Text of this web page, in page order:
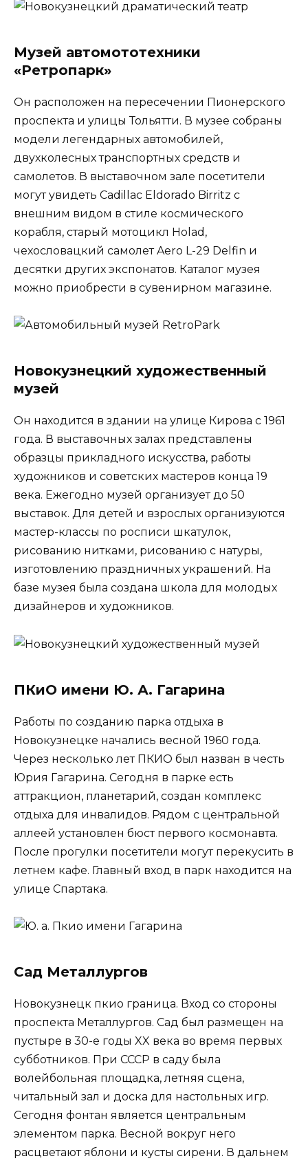
Музей автомототехники
«Ретропарк»
Он расположен на пересечении Пионерского
проспекта и улицы Тольятти. В музее собраны
модели легендарных автомобилей,
двухколесных транспортных средств и
самолетов. В выставочном зале посетители
могут увидеть Cadillac Eldorado Birritz с
внешним видом в стиле космического
корабля, старый мотоцикл Holad,
чехословацкий самолет Aero L-29 Delfin и
десятки других экспонатов. Каталог музея
можно приобрести в сувенирном магазине.
Новокузнецкий художественный
музей
Он находится в здании на улице Кирова с 1961
года. В выставочных залах представлены
образцы прикладного искусства, работы
художников и советских мастеров конца 19
века. Ежегодно музей организует до 50
выставок. Для детей и взрослых организуются
мастер-классы по росписи шкатулок,
рисованию нитками, рисованию с натуры,
изготовлению праздничных украшений. На
базе музея была создана школа для молодых
дизайнеров и художников.
ПКиО имени Ю. А. Гагарина
Работы по созданию парка отдыха в
Новокузнецке начались весной 1960 года.
Через несколько лет ПКИО был назван в честь
Юрия Гагарина. Сегодня в парке есть
аттракцион, планетарий, создан комплекс
отдыха для инвалидов. Рядом с центральной
аллеей установлен бюст первого космонавта.
После прогулки посетители могут перекусить в
летнем кафе. Главный вход в парк находится на
улице Спартака.
Сад Металлургов
Новокузнецк пкио граница. Вход со стороны
проспекта Металлургов. Сад был размещен на
пустыре в 30-е годы XX века во время первых
субботников. При СССР в саду была
волейбольная площадка, летняя сцена,
читальный зал и доска для настольных игр.
Сегодня фонтан является центральным
элементом парка. Весной вокруг него
расцветают яблони и кусты сирени. В дальнем